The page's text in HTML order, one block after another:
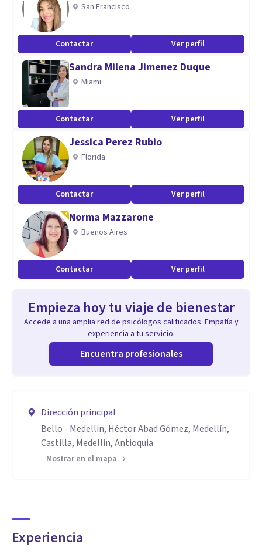
San Francisco
Contactar Ver perfil
Sandra Milena Jimenez Duque
Miami
Contactar Ver perfil
Jessica Perez Rubio
Florida
Contactar Ver perfil
Norma Mazzarone
Buenos Aires
Contactar Ver perfil
Empieza hoy tu viaje de bienestar
Accede a una amplia red de psicólogos calificados. Empatía y
experiencia a tu servicio.
Encuentra profesionales
Dirección principal
Bello - Medellin, Héctor Abad Gómez, Medellín,
Castilla, Medellín, Antioquia
Mostrar en el mapa
Experiencia